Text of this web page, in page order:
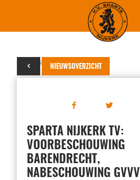
NIEUWSOVERZICHT
22 januari 2015
SPARTA NIJKERK TV:
VOORBESCHOUWING
BARENDRECHT,
NABESCHOUWING GVVV